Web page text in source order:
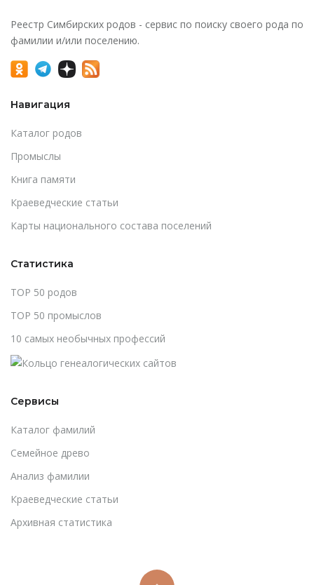
Реестр Симбирских родов - сервис по поиску своего рода по
фамилии и/или поселению.
Навигация
Каталог родов
Промыслы
Книга памяти
Краеведческие статьи
Карты национального состава поселений
Статистика
TOP 50 родов
TOP 50 промыслов
10 самых необычных профессий
Сервисы
Каталог фамилий
Cемейное древо
Анализ фамилии
Краеведческие статьи
Архивная статистика